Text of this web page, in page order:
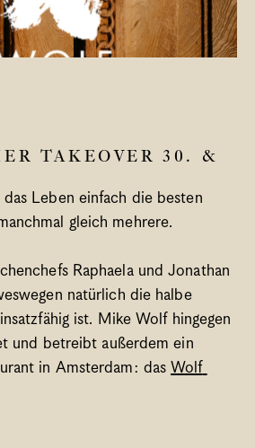
About
Hotel
When’s What Happening?
Meetings & Groups
Blog
Jobs
Newsletter
Contact & Arrival
Language
Select Language
TAKEOVER 30. &
Leben einfach die besten
gleich mehrere.
Raphaela und Jonathan
natürlich die halbe
ist. Mike Wolf hingegen
und betreibt außerdem ein
in Amsterdam: das Wolf